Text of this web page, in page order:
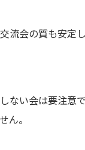
会の質も安定し
ない会は要注意
ん。